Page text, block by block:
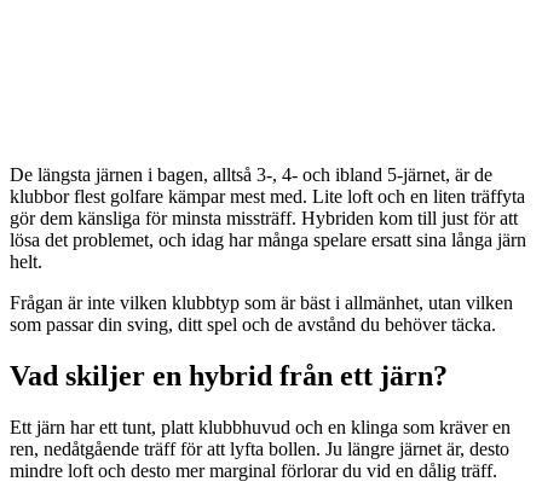
De längsta järnen i bagen, alltså 3-, 4- och ibland 5-järnet, är de
klubbor flest golfare kämpar mest med. Lite loft och en liten träffyta
gör dem känsliga för minsta missträff. Hybriden kom till just för att
lösa det problemet, och idag har många spelare ersatt sina långa järn
helt.
Frågan är inte vilken klubbtyp som är bäst i allmänhet, utan vilken
som passar din sving, ditt spel och de avstånd du behöver täcka.
Vad skiljer en hybrid från ett järn?
Ett järn har ett tunt, platt klubbhuvud och en klinga som kräver en
ren, nedåtgående träff för att lyfta bollen. Ju längre järnet är, desto
mindre loft och desto mer marginal förlorar du vid en dålig träff.